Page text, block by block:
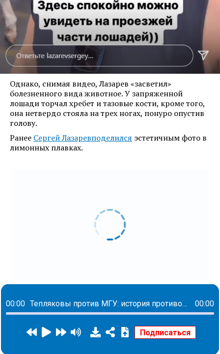
Однако, снимая видео, Лазарев «засветил»
болезненного вида животное. У запряженной
лошади торчал хребет и тазовые кости, кроме того,
она нетвердо стояла на трех ногах, понуро опустив
голову.
Ранее Сергей Лазаревподелился эстетичным фото в
лимонных плавках.
00:00 Тепляковы против МГУ: история противостояния 00:00